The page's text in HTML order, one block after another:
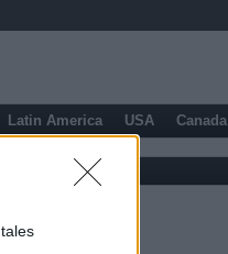
Latin America USA Canada